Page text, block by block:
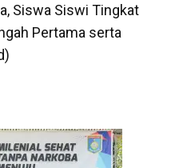
Siswa Siswi Tingkat
Pertama serta